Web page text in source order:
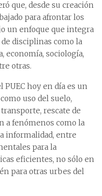
que, desde su creación
para afrontar los
un enfoque que integra
disciplinas como la
economía, sociología,
otras.
PUEC hoy en día es un
uso del suelo,
rescate de
a fenómenos como la
informalidad, entre
para la
eficientes, no sólo en
para otras urbes del